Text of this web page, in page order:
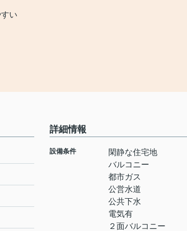
い
詳細情報
設備条件
閑静な住宅地
バルコニー
都市ガス
公営水道
公共下水
電気有
２面バルコニー